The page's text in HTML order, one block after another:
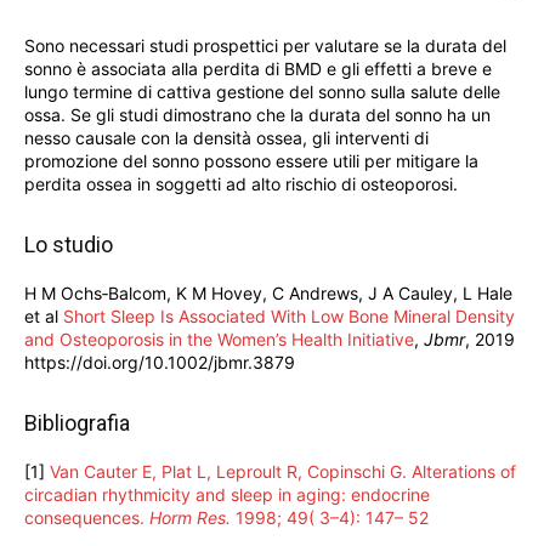
Sono necessari studi prospettici per valutare se la durata del
sonno è associata alla perdita di BMD e gli effetti a breve e
lungo termine di cattiva gestione del sonno sulla salute delle
ossa. Se gli studi dimostrano che la durata del sonno ha un
nesso causale con la densità ossea, gli interventi di
promozione del sonno possono essere utili per mitigare la
perdita ossea in soggetti ad alto rischio di osteoporosi.
Lo studio
H M Ochs‐Balcom, K M Hovey, C Andrews, J A Cauley, L Hale
et al Short Sleep Is Associated With Low Bone Mineral Density
and Osteoporosis in the Women’s Health Initiative, Jbmr, 2019
https://doi.org/10.1002/jbmr.3879
Bibliografia
[1] Van Cauter E, Plat L, Leproult R, Copinschi G. Alterations of
circadian rhythmicity and sleep in aging: endocrine
consequences. Horm Res. 1998; 49( 3–4): 147– 52